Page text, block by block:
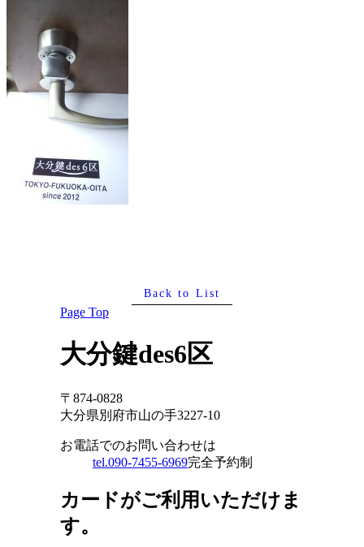
Back to List
Page Top
大分鍵des6区
〒874-0828
大分県別府市山の手3227-10
お電話でのお問い合わせは
tel.090-7455-6969完全予約制
カードがご利用いただけま
す。